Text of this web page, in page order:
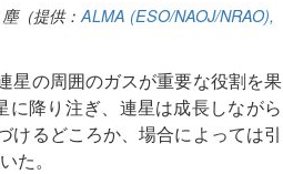
（提供： ALMA (ESO/NAOJ/NRAO),
星の周囲のガスが重要な役割を果
降り注ぎ、連星は成長しながら
けるどころか、場合によっては引
た。